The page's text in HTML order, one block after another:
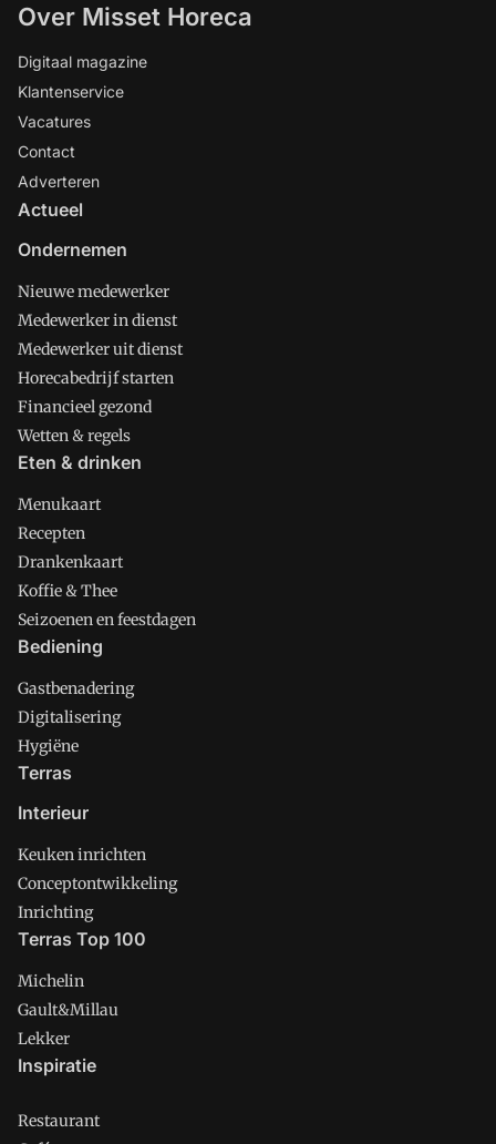
Over Misset Horeca
Digitaal magazine
Klantenservice
Vacatures
Contact
Adverteren
Actueel
Ondernemen
Nieuwe medewerker
Medewerker in dienst
Medewerker uit dienst
Horecabedrijf starten
Financieel gezond
Wetten & regels
Eten & drinken
Menukaart
Recepten
Drankenkaart
Koffie & Thee
Seizoenen en feestdagen
Bediening
Gastbenadering
Digitalisering
Hygiëne
Terras
Interieur
Keuken inrichten
Conceptontwikkeling
Inrichting
Terras Top 100
Michelin
Gault&Millau
Lekker
Inspiratie
Restaurant